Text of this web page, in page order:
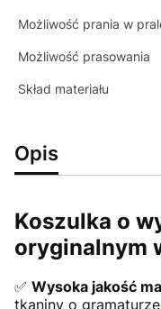
Możliwość prania w
Możliwość prasowania
Skład materiału
Opis
Koszulka o
oryginalnym
✅ Wysoka jakość
tkaniny o